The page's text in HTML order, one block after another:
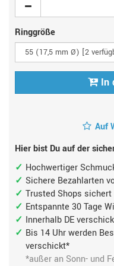
Ringgröße
In
Auf
Hier bist Du auf der
Hochwertiger
Sichere Bezahlarten
Trusted Shops
Entspannte 30 Tage
Innerhalb DE
Bis 14 Uhr werden
verschickt*
*außer an Sonn- und